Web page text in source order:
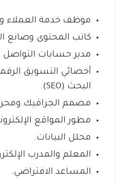
موظف خدمة العملاء
كاتب المحتوى وصانع
مدير حسابات التواصل
أخصائي التسويق
البحث (SEO).
مصمم الجرافيك ومحرر
مطور المواقع
محلل البيانات.
المعلم والمدرب
المساعد الافتراضي.